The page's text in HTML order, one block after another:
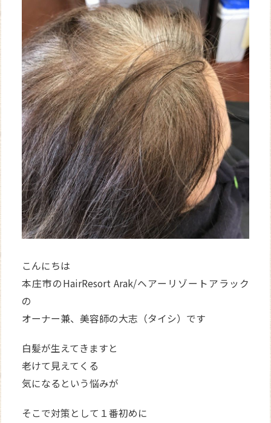
こんにちは
本庄市のHairResort Arak/ヘアーリゾートアラック
の
オーナー兼、美容師の大志（タイシ）です
白髪が生えてきますと
老けて見えてくる
気になるという悩みが
そこで対策として１番初めに